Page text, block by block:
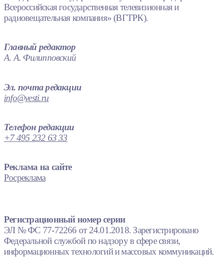
Всероссийская государственная телевизионная и
радиовещательная компания» (ВГТРК).
Главный редактор
А. А. Филипповский
Эл. почта редакции
info@vesti.ru
Телефон редакции
+7 495 232 63 33
Реклама на сайте
Росреклама
Регистрационный номер серии
ЭЛ № ФС 77-72266 от 24.01.2018. Зарегистрировано
Федеральной службой по надзору в сфере связи,
информационных технологий и массовых коммуникаций.